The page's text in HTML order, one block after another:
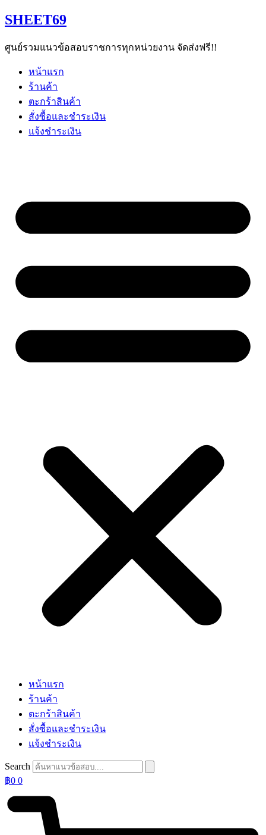
Skip
to
SHEET69
ศูนย์รวมแนวข้อสอบราชการทุกหน่วยงาน จัดส่งฟรี!!
หน้าแรก
ร้านค้า
ตะกร้าสินค้า
สั่งซื้อและชำระเงิน
แจ้งชำระเงิน
หน้าแรก
ร้านค้า
ตะกร้าสินค้า
สั่งซื้อและชำระเงิน
แจ้งชำระเงิน
Search
฿0 0